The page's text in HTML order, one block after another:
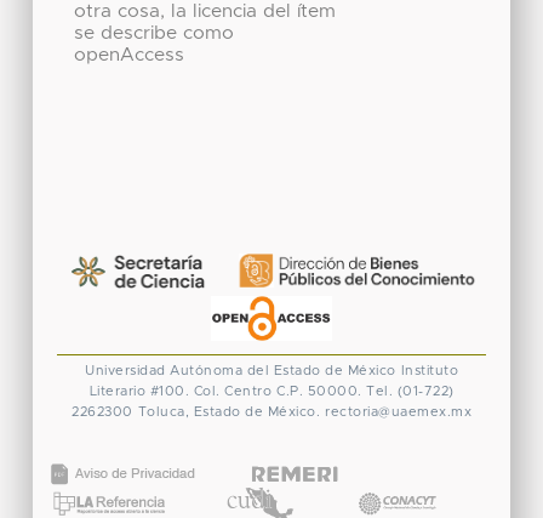
otra cosa, la licencia del ítem
se describe como
openAccess
Universidad Autónoma del Estado de México
Instituto
Literario #100. Col. Centro C.P. 50000. Tel. (01-722)
2262300
Toluca, Estado de México. rectoria@uaemex.mx